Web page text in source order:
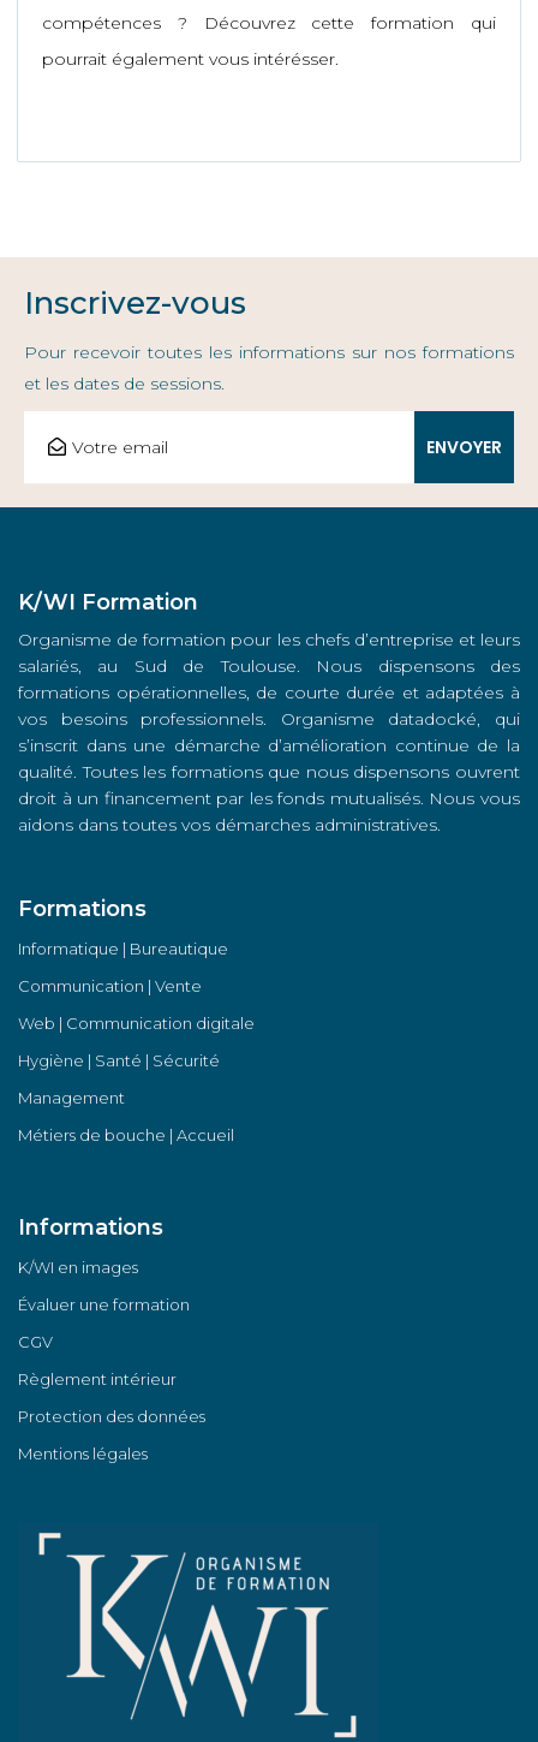
compétences ? Découvrez cette formation qui
pourrait également vous intérésser.
Inscrivez-vous
Pour recevoir toutes les informations sur nos formations
et les dates de sessions.
K/WI Formation
Organisme de formation pour les chefs d’entreprise et leurs
salariés, au Sud de Toulouse. Nous dispensons des
formations opérationnelles, de courte durée et adaptées à
vos besoins professionnels. Organisme datadocké, qui
s’inscrit dans une démarche d’amélioration continue de la
qualité. Toutes les formations que nous dispensons ouvrent
droit à un financement par les fonds mutualisés. Nous vous
aidons dans toutes vos démarches administratives.
Formations
Informatique | Bureautique
Communication | Vente
Web | Communication digitale
Hygiène | Santé | Sécurité
Management
Métiers de bouche | Accueil
Informations
K/WI en images
Évaluer une formation
CGV
Règlement intérieur
Protection des données
Mentions légales